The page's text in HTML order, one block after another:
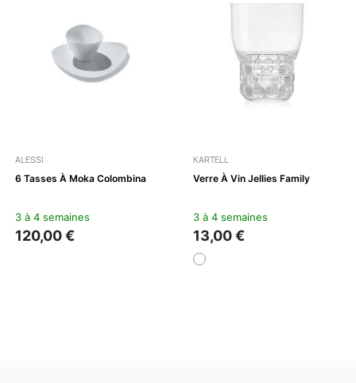
ALESSI
6 Tasses À Moka Colombina
3 à 4 semaines
120,00 €
KARTELL
Verre À Vin Jellies Family
3 à 4 semaines
13,00 €